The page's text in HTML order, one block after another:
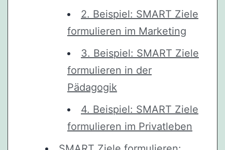
2. Beispiel: SMART Ziele
formulieren im Marketing
3. Beispiel: SMART Ziele
formulieren in der
Pädagogik
4. Beispiel: SMART Ziele
formulieren im Privatleben